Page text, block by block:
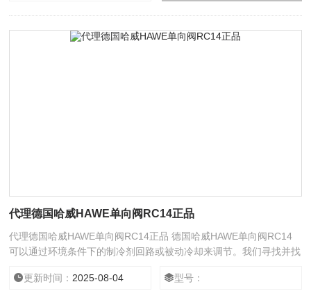
代理德国哈威HAWE单向阀RC14正品
代理德国哈威HAWE单向阀RC14正品 德国哈威HAWE单向阀RC14
可以通过环境条件下的制冷剂回路或被动冷却来调节。我们寻找并找
确保冷却和加热系统成为智能热管理系统。作为控制单元的电子控制
更新时间： 2025-08-04 型号：